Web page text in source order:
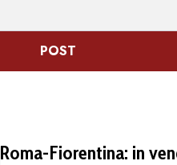
POST
Roma-Fiorentina: in